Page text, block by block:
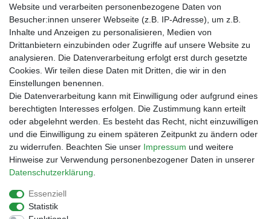
bei der Landbell AG
Zahlungsarten
Vorabüberweisung
Rechnungskauf
Zahlung bei Abholung
PayPal (inkl. Kreditkarten)
Impressum
Website und verarbeiten personenbezogene Daten von
Besucher:innen unserer Webseite (z.B. IP-Adresse), um z.B.
Inhalte und Anzeigen zu personalisieren, Medien von
Drittanbietern einzubinden oder Zugriffe auf unsere Website zu
analysieren. Die Datenverarbeitung erfolgt erst durch gesetzte
Cookies. Wir teilen diese Daten mit Dritten, die wir in den
Einstellungen benennen.
Die Datenverarbeitung kann mit Einwilligung oder aufgrund eines
berechtigten Interesses erfolgen. Die Zustimmung kann erteilt
oder abgelehnt werden. Es besteht das Recht, nicht einzuwilligen
und die Einwilligung zu einem späteren Zeitpunkt zu ändern oder
zu widerrufen. Beachten Sie unser Impressum und weitere
Hinweise zur Verwendung personenbezogener Daten in unserer
Daten­schutz­erklärung
Essenziell
Statistik